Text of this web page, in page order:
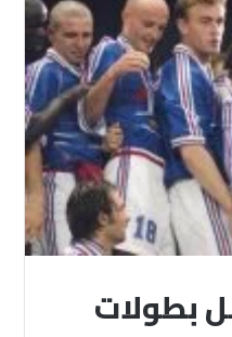
أفضل بطولات